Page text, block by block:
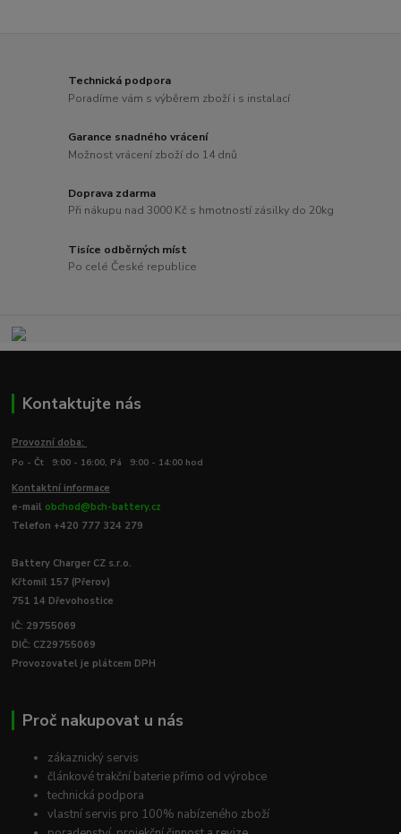
Technická podpora
Poradíme vám s výběrem zboží i s instalací
Garance snadného vrácení
Možnost vrácení zboží do 14 dnů
Doprava zdarma
Při nákupu nad 3000 Kč s hmotností zásilky do 20kg
Tisíce odběrných míst
Po celé České republice
Kontaktujte nás
Provozní doba:
Po - Čt 9:00 - 16:00, Pá 9:00 - 14:00 hod
Kontaktní informace
e-mail obchod@bch-battery.cz
Telefon +420 777 324 279
Battery Charger CZ s.r.o.
Křtomil 157 (Přerov)
751 14 Dřevohostice
IČ: 29755069
DIČ: CZ29755069
Provozovatel je plátcem DPH
Proč nakupovat u nás
zákaznický servis
článkové trakční baterie přímo od výrobce
technická podpora
vlastní servis pro 100% nabízeného zboží